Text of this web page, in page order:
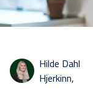
Hilde Dahl
Hjerkinn,